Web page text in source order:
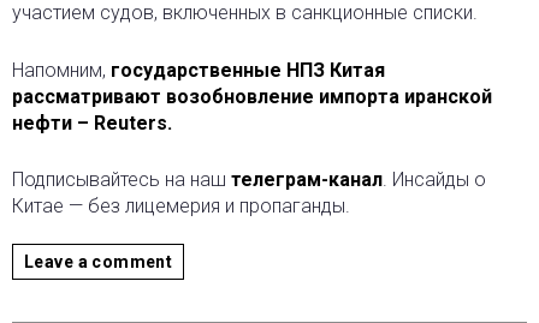
участием судов, включенных в санкционные списки.
Напомним, государственные НПЗ Китая
рассматривают возобновление импорта иранской
нефти – Reuters.
Подписывайтесь на наш телеграм-канал. Инсайды о
Китае — без лицемерия и пропаганды.
Leave a comment